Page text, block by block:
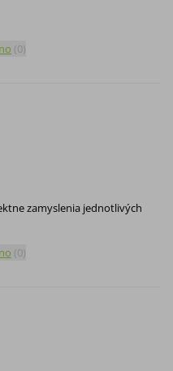
(0)
zamyslenia jednotlivých
(0)